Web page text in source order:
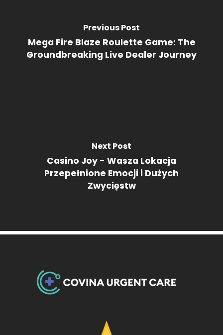
Previous Post
Mega Fire Blaze Roulette Game: The
Groundbreaking Live Dealer Journey
Next Post
Casino Joy - Wasza Lokacja
Przepełnione Emocji i Dużych
Zwycięstw